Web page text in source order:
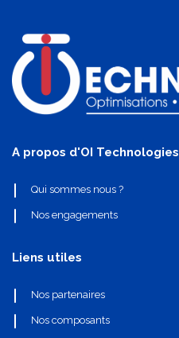
A propos d'OI Technologies
Qui sommes nous ?
Nos engagements
Liens utiles
Nos partenaires
Nos composants